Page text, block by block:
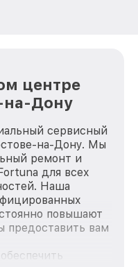
центре
на-Дону
сервисный
на-Дону. Мы
ремонт и
для всех
Наша
повышают
предоставить вам